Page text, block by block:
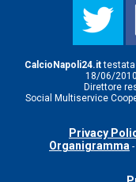
CalcioNapoli24.ittestata
18/06/
Direttore
Social Multiservice
Privacy
Organigramma -